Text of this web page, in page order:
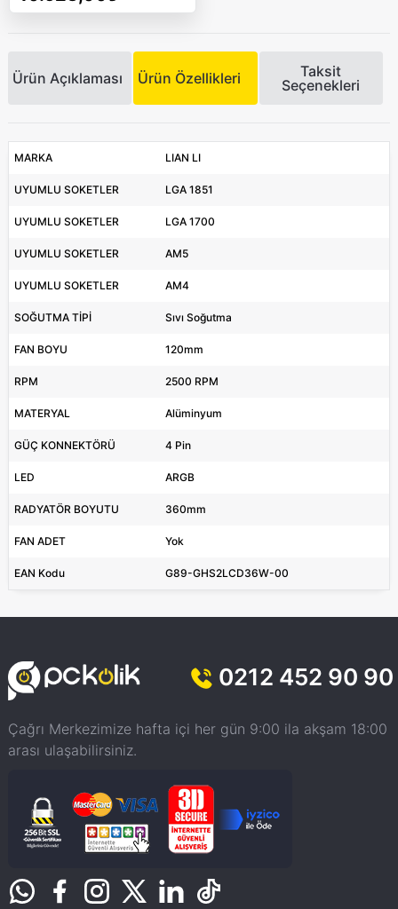
Ürün Açıklaması Ürün Özellikleri
Taksit
Seçenekleri
MARKA LIAN LI
UYUMLU SOKETLER LGA 1851
UYUMLU SOKETLER LGA 1700
UYUMLU SOKETLER AM5
UYUMLU SOKETLER AM4
SOĞUTMA TİPİ Sıvı Soğutma
FAN BOYU 120mm
RPM 2500 RPM
MATERYAL Alüminyum
GÜÇ KONNEKTÖRÜ 4 Pin
LED ARGB
RADYATÖR BOYUTU 360mm
FAN ADET Yok
EAN Kodu G89-GHS2LCD36W-00
0212 452 90 90
Çağrı Merkezimize hafta içi her gün 9:00 ila akşam 18:00
arası ulaşabilirsiniz.